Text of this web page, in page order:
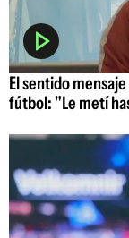
El sentido
fútbol: "Le metí